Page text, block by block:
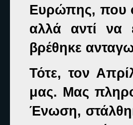
Ευρώπης, που
αλλά αντί να
βρέθηκε
Τότε, τον
μας. Μας
Ένωση,